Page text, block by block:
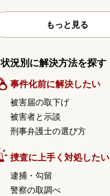
もっと見る
状況別に解決方法を探す
事件化前に解決したい
被害届の取下げ
被害者と示談
刑事弁護士の選び方
捜査に上手く対処したい
逮捕・勾留
警察の取調べ